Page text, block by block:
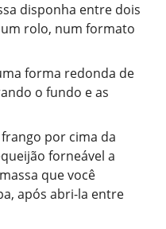
disponha entre dois
rolo, num formato
forma redonda de
o fundo e as
por cima da
forneável a
que você
após abri-la entre